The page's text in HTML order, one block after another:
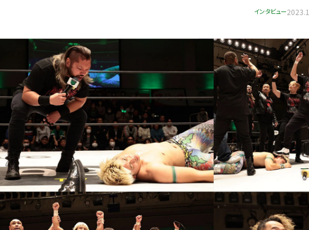
インタビュー